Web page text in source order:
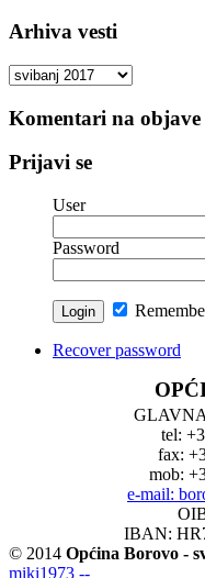
Arhiva vesti
Arhiva
Komentari na objave
Prijavi se
User
Password
Recover password
tel:
fax:
mob:
e-mail:
IBAN:
© 2014 Općina Borovo -
miki1973 --